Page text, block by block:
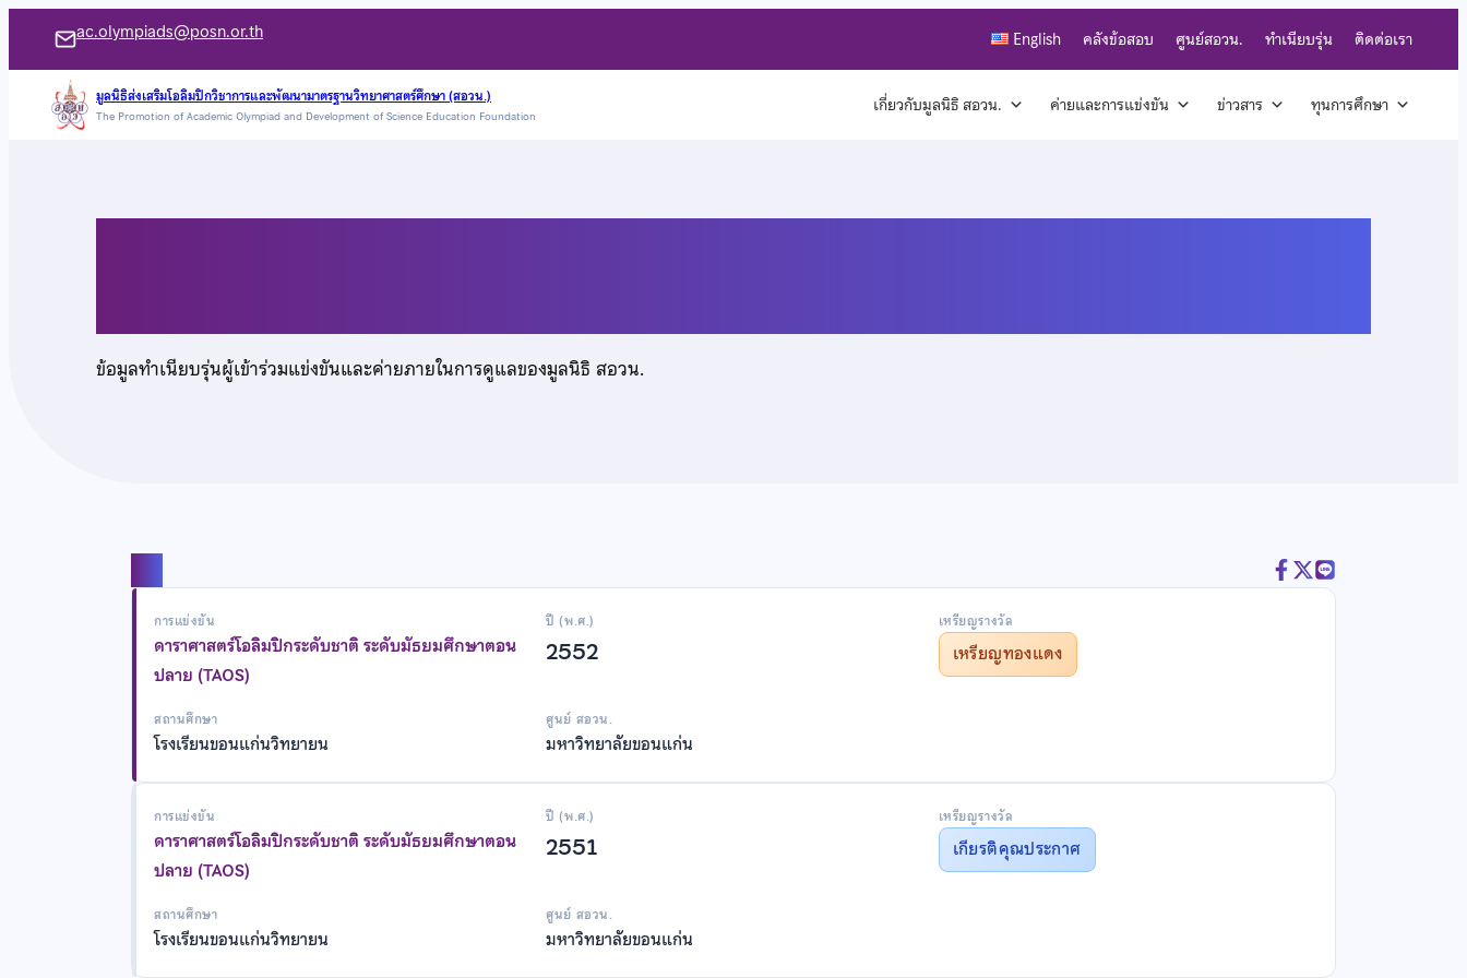
เนื้อหา
ac.olympiads@posn.or.th English คลังข้อสอบ ศูนย์สอวน. ทำเนียบรุ่น ติดต่อเรา
มูลนิธิส่งเสริมโอลิมปิกวิชาการและพัฒนามาตรฐานวิทยาศาสตร์ศึกษา (สอวน.)
The Promotion of Academic Olympiad and Development of Science Education Foundation เกี่ยวกับมูลนิธิ สอวน. ค่ายและการแข่งขัน ข่าวสาร ทุนการศึกษา
ข้อมูลทำเนียบรุ่นผู้เข้าร่วมแข่งขันและค่ายภายในการดูแลของมูลนิธิ สอวน.
การแข่งขัน
ดาราศาสตร์โอลิมปิกระดับชาติ ระดับมัธยมศึกษาตอน
ปลาย (TAOS)
ปี (พ.ศ.)
2552
เหรียญรางวัล
เหรียญทองแดง
สถานศึกษา
โรงเรียนขอนแก่นวิทยายน
ศูนย์ สอวน.
มหาวิทยาลัยขอนแก่น
การแข่งขัน
ดาราศาสตร์โอลิมปิกระดับชาติ ระดับมัธยมศึกษาตอน
ปลาย (TAOS)
ปี (พ.ศ.)
2551
เหรียญรางวัล
เกียรติคุณประกาศ
สถานศึกษา
โรงเรียนขอนแก่นวิทยายน
ศูนย์ สอวน.
มหาวิทยาลัยขอนแก่น